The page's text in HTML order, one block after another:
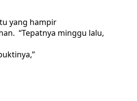
yang hampir
“Tepatnya minggu lalu,